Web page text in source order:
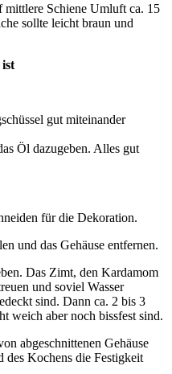
Schiene Umluft ca. 15
sollte leicht braun und
gut miteinander
Öl dazugeben. Alles gut
für die Dekoration.
und das Gehäuse entfernen.
Das Zimt, den Kardamom
und soviel Wasser
sind. Dann ca. 2 bis 3
weich aber noch bissfest sind.
abgeschnittenen Gehäuse
des Kochens die Festigkeit